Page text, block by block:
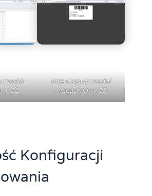
12
Internetowy moduł
magazynowy 13
Konfiguracji